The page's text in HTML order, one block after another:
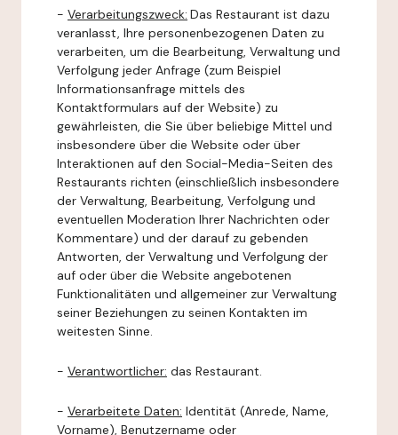
- Verarbeitungszweck: Das Restaurant ist dazu
veranlasst, Ihre personenbezogenen Daten zu
verarbeiten, um die Bearbeitung, Verwaltung und
Verfolgung jeder Anfrage (zum Beispiel
Informationsanfrage mittels des
Kontaktformulars auf der Website) zu
gewährleisten, die Sie über beliebige Mittel und
insbesondere über die Website oder über
Interaktionen auf den Social-Media-Seiten des
Restaurants richten (einschließlich insbesondere
der Verwaltung, Bearbeitung, Verfolgung und
eventuellen Moderation Ihrer Nachrichten oder
Kommentare) und der darauf zu gebenden
Antworten, der Verwaltung und Verfolgung der
auf oder über die Website angebotenen
Funktionalitäten und allgemeiner zur Verwaltung
seiner Beziehungen zu seinen Kontakten im
weitesten Sinne.
- Verantwortlicher: das Restaurant.
- Verarbeitete Daten: Identität (Anrede, Name,
Vorname), Benutzername oder